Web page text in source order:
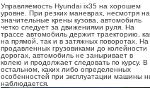
Управляемость Hyundai ix35 на хорошем
уровне. При резких маневрах, несмотря на
значительные крены кузова, автомобиль
четко следует за движениями руля. На
трассе автомобиль держит траекторию,
на прямой, так и в затяжных поворотах. На
продавленных грузовиками до колейности
дорогах, автомобиль не заныривает в
колею и продолжает следовать по курсу. В
остальном, каких либо определенных
особенностей при эксплуатации машины
наблюдается.